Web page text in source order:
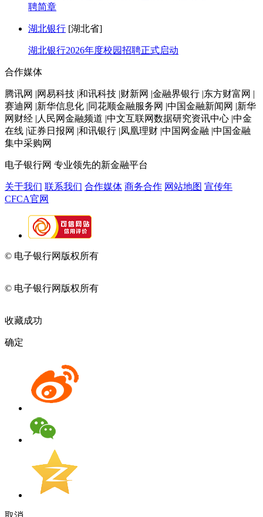
聘简章
湖北银行 [湖北省]
湖北银行2026年度校园招聘正式启动
合作媒体
腾讯网 |网易科技 |和讯科技 |财新网 |金融界银行 |东方财富网 |
赛迪网 |新华信息化 |同花顺金融服务网 |中国金融新闻网 |新华
网财经 |人民网金融频道 |中文互联网数据研究资讯中心 |中金
在线 |证券日报网 |和讯银行 |凤凰理财 |中国网金融 |中国金融
集中采购网
电子银行网 专业领先的新金融平台
关于我们 联系我们 合作媒体 商务合作 网站地图 宣传年
CFCA官网
© 电子银行网版权所有
© 电子银行网版权所有
收藏成功
确定